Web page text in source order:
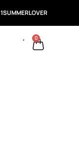
1SUMMERLOVER
0